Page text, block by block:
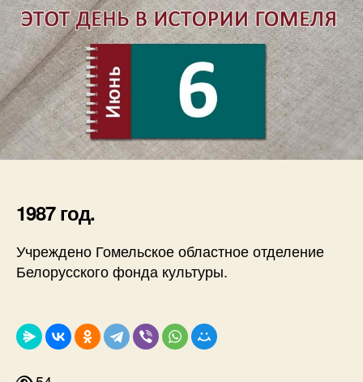
1987 год.
Учреждено Гомельское областное отделение
Белорусского фонда культуры.